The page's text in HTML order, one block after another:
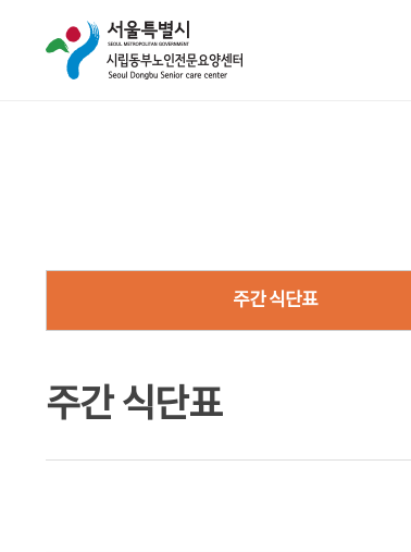
주간 식단표
주간 식단표